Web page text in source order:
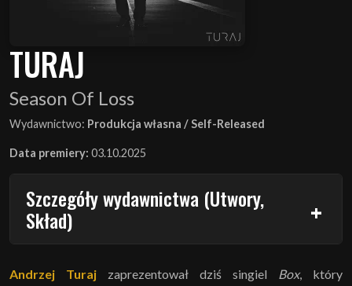
TURAJ
Season Of Loss
Wydawnictwo: Produkcja własna / Self-Released
Data premiery: 03.10.2025
Szczegóły wydawnictwa (Utwory,
Skład)
Andrzej Turaj zaprezentował dziś singiel Box, który